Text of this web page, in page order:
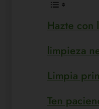
Hazte con
limpieza
Limpia
Ten